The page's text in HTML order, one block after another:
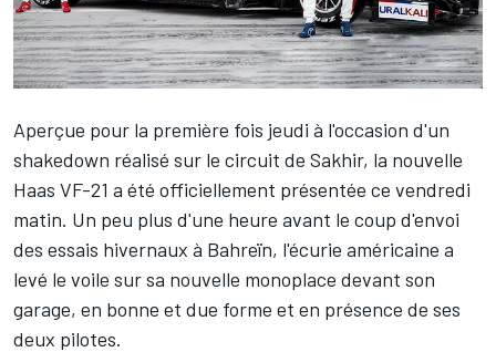
Aperçue pour la première fois jeudi à l'occasion d'un
shakedown réalisé sur le circuit de Sakhir, la nouvelle
Haas VF-21 a été officiellement présentée ce vendredi
matin. Un peu plus d'une heure avant le coup d'envoi
des essais hivernaux à Bahreïn, l'écurie américaine a
levé le voile sur sa nouvelle monoplace devant son
garage, en bonne et due forme et en présence de ses
deux pilotes.